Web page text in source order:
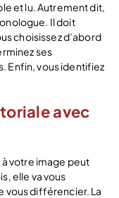
et lu. Autrement dit,
Il doit
choisissez d’abord
ses
Enfin, vous identifiez
avec
votre image peut
elle va vous
vous différencier. La